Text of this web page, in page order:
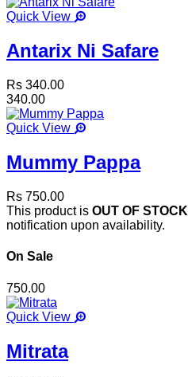
Quick View
Antarix Ni Safare
Rs 340.00
340.00
Quick View
Mummy Pappa
Rs 750.00
This product is OUT OF STOCK
notification upon availability.
On Sale
750.00
Quick View
Mitrata